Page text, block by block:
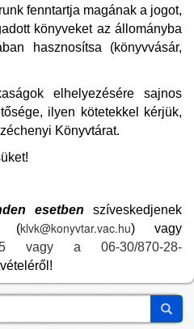
fenntartja magának a jogot,
könyveket az állományba
hasznosítsa (könyvvásár,
elhelyezésére sajnos
ilyen kötetekkel kérjük,
Könyvtárat.
esetben szíveskedjenek
(klvk@konyvtar.vac.hu) vagy
vagy a 06-30/870-28-